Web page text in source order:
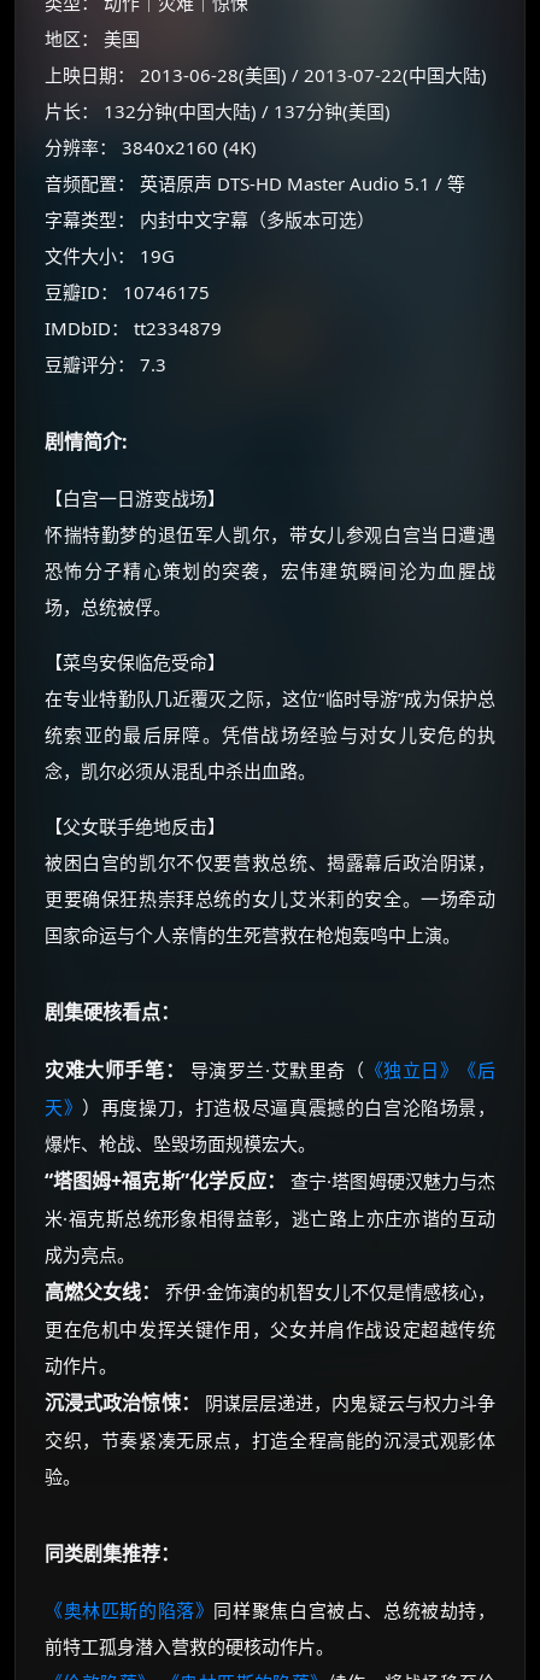
地区： 美国
上映日期： 2013-06-28(美国) / 2013-07-22(中国大陆)
片长： 132分钟(中国大陆) / 137分钟(美国)
分辨率： 3840x2160 (4K)
音频配置： 英语原声 DTS-HD Master Audio 5.1 / 等
字幕类型： 内封中文字幕（多版本可选）
文件大小： 19G
豆瓣ID： 10746175
IMDbID： tt2334879
豆瓣评分： 7.3
剧情简介:
【白宫一日游变战场】
怀揣特勤梦的退伍军人凯尔，带女儿参观白宫当日遭遇
恐怖分子精心策划的突袭，宏伟建筑瞬间沦为血腥战
场，总统被俘。
【菜鸟安保临危受命】
在专业特勤队几近覆灭之际，这位“临时导游”成为保护总
统索亚的最后屏障。凭借战场经验与对女儿安危的执
念，凯尔必须从混乱中杀出血路。
【父女联手绝地反击】
被困白宫的凯尔不仅要营救总统、揭露幕后政治阴谋，
更要确保狂热崇拜总统的女儿艾米莉的安全。一场牵动
国家命运与个人亲情的生死营救在枪炮轰鸣中上演。
剧集硬核看点：
灾难大师手笔： 导演罗兰·艾默里奇（ 《独立日》
《后
天》 ）再度操刀，打造极尽逼真震撼的白宫沦陷场景，
爆炸、枪战、坠毁场面规模宏大。
“塔图姆+福克斯”化学反应：
查宁·塔图姆硬汉魅力与杰
米·福克斯总统形象相得益彰，逃亡路上亦庄亦谐的互动
成为亮点。
高燃父女线：
乔伊·金饰演的机智女儿不仅是情感核心，
更在危机中发挥关键作用，父女并肩作战设定超越传统
动作片。
沉浸式政治惊悚：
阴谋层层递进，内鬼疑云与权力斗争
交织，节奏紧凑无尿点，打造全程高能的沉浸式观影体
验。
同类剧集推荐：
《奥林匹斯的陷落》 同样聚焦白宫被占、总统被劫持，
前特工孤身潜入营救的硬核动作片。
🧧 福利领取站
☕
你需要的各种会员，都可低价购买！
如夸克12个月送14天 最低75元！
⚡ 前往【大淘客】领红包
☕ 海外大侠？通过 Ko-fi 赐茶